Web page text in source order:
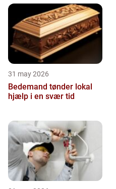
31 may 2026
Bedemand tønder lokal
hjælp i en svær tid